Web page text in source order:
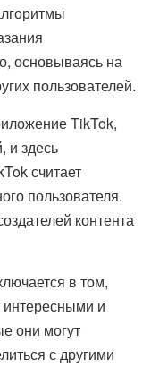
основываясь на
пользователей.
TikTok,
и здесь
считает
пользователя.
контента
в том,
интересными и
они могут
с другими